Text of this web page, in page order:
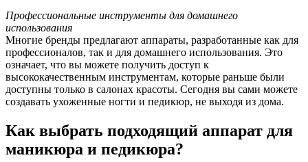
Профессиональные инструменты для домашнего
использования
Многие бренды предлагают аппараты, разработанные как для
профессионалов, так и для домашнего использования. Это
означает, что вы можете получить доступ к
высококачественным инструментам, которые раньше были
доступны только в салонах красоты. Сегодня вы сами можете
создавать ухоженные ногти и педикюр, не выходя из дома.
Как выбрать подходящий аппарат для
маникюра и педикюра?